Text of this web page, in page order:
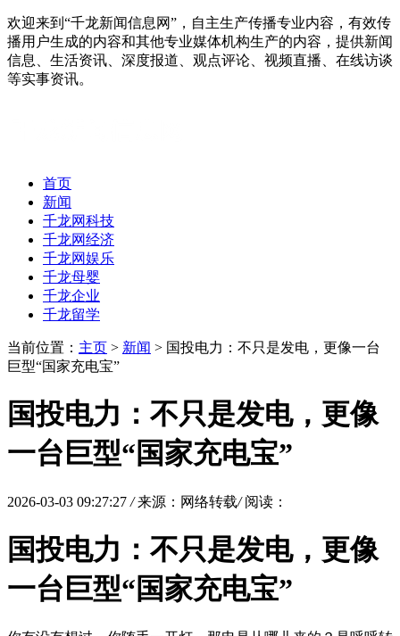
欢迎来到“千龙新闻信息网”，自主生产传播专业内容，有效传
播用户生成的内容和其他专业媒体机构生产的内容，提供新闻
信息、生活资讯、深度报道、观点评论、视频直播、在线访谈
等实事资讯。
首页
新闻
千龙网科技
千龙网经济
千龙网娱乐
千龙母婴
千龙企业
千龙留学
当前位置： 主页 > 新闻 > 国投电力：不只是发电，更像一台
巨型“国家充电宝”
国投电力：不只是发电，更像
一台巨型“国家充电宝”
2026-03-03 09:27:27 / 来源：网络转载/ 阅读：
国投电力：不只是发电，更像
一台巨型“国家充电宝”